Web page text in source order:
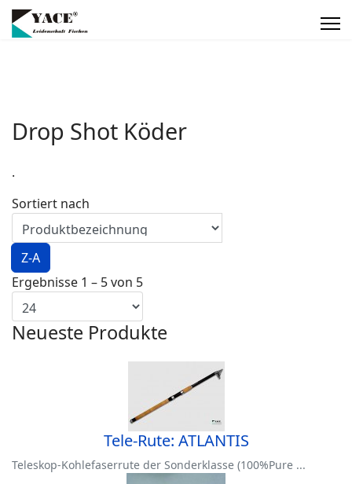
Drop Shot Köder
.
Sortiert nach
Z-A
Ergebnisse 1 – 5 von 5
Neueste Produkte
Tele-Rute: ATLANTIS
Teleskop-Kohlefaserrute der Sonderklasse (100%Pure ...